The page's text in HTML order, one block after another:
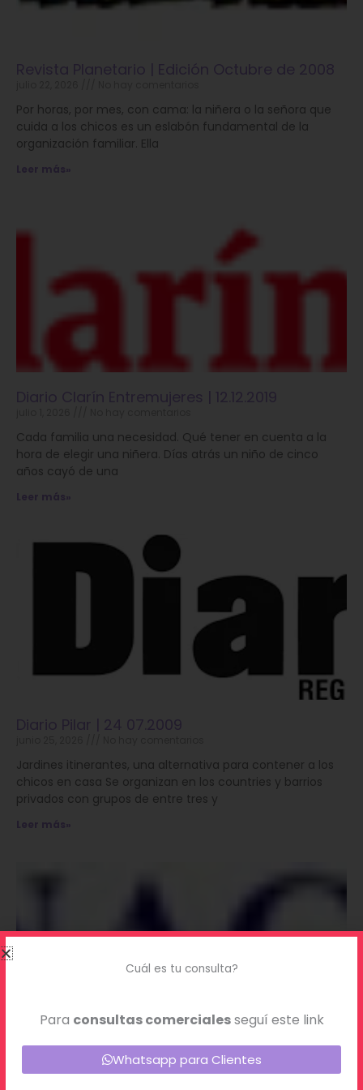
Revista Planetario | Edición Octubre de 2008
Por horas, por mes, con cama: la niñera o la señora que
cuida a los chicos es un eslabón fundamental de la
organización familiar. Ella
Leer más»
Diario Clarín Entremujeres | 12.12.2019
Cada familia una necesidad. Qué tener en cuenta a la
hora de elegir una niñera. Días atrás un niño de cinco
años cayó de una
Leer más»
Diario Pilar | 24 07.2009
Jardines itinerantes, una alternativa para contener a los
chicos en casa Se organizan en los countries y barrios
privados con grupos de entre tres y
Leer más»
Diario La Nacion | 08.10.2008
No hay comentarios
Cuál es tu consulta?
Para consultas comercialesseguí este link
Whatsapp para Clientes